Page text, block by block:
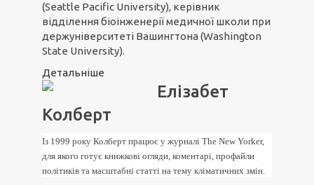
(Seattle Pacific University), керівник
відділення біоінженерії медичної школи при
держуніверситеті Вашингтона (Washington
State University).
Детальніше
Елізабет
Колберт
Із 1999 року Колберт працює у журналі The New Yorker,
для якого готує книжкові огляди, коментарі, профайли
політиків та масштабні статті на тему кліматичних змін.